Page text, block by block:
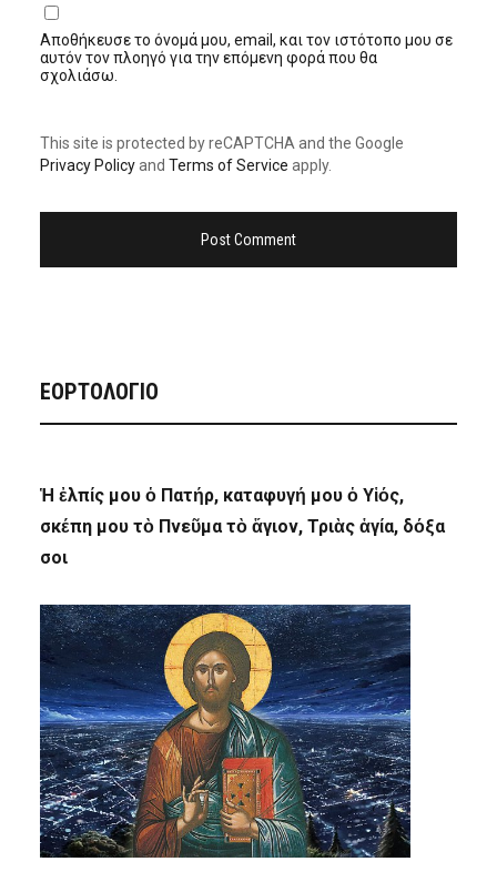
Αποθήκευσε το όνομά μου, email, και τον ιστότοπο μου σε
αυτόν τον πλοηγό για την επόμενη φορά που θα
σχολιάσω.
This site is protected by reCAPTCHA and the Google
Privacy Policyand Terms of Service apply.
ΕΟΡΤΟΛΟΓΙΟ
Ἡ ἐλπίς μου ὁ Πατήρ, καταφυγή μου ὁ Υἱός,
σκέπη μου τὸ Πνεῦμα τὸ ἅγιον, Τριὰς ἁγία, δόξα
σοι